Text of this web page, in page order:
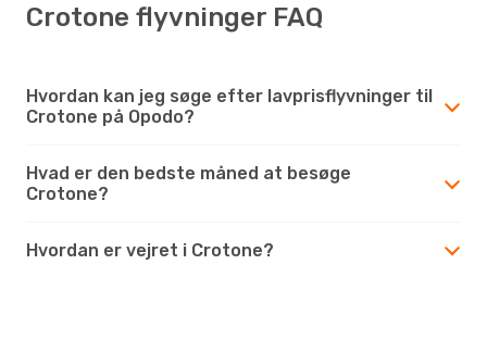
Crotone flyvninger FAQ
Hvordan kan jeg søge efter lavprisflyvninger til
Crotone på Opodo?
Hvad er den bedste måned at besøge
Crotone?
Hvordan er vejret i Crotone?